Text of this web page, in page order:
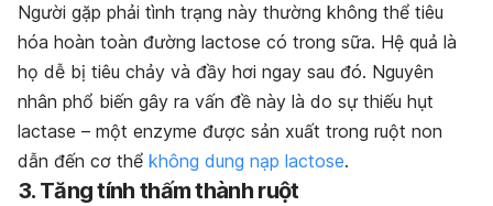
Người gặp phải tình trạng này thường không thể tiêu
hóa hoàn toàn đường lactose có trong sữa. Hệ quả là
họ dễ bị tiêu chảy và đầy hơi ngay sau đó. Nguyên
nhân phổ biến gây ra vấn đề này là do sự thiếu hụt
lactase – một enzyme được sản xuất trong ruột non
dẫn đến cơ thể không dung nạp lactose.
3. Tăng tính thấm thành ruột